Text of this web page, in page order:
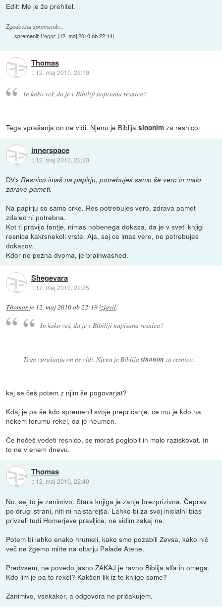
Edit: Me je že prehitel.
Zgodovina sprememb…
spremenil: Pegaz (12. maj 2010 ob 22:14)
Thomas
:: 12. maj 2010, 22:19
In kako veš, da je v Bibiliji napisana resnica?
Tega vprašanja on ne vidi. Njenu je Biblijasinonim za resnico.
innerspace
:: 12. maj 2010, 22:20
DV>Resnico imaš na papirju, potrebuješ samo še vero in malo
zdrave pameti.
Na papirju so samo crke. Res potrebujes vero, zdrava pamet
zdalec ni potrebna.
Kot ti pravijo fantje, nimas nobenega dokaza, da je v sveti knjigi
resnica kakrsnekoli vrste. Aja, saj ce imas vero, ne potrebujes
dokazov.
Kdor ne pozna dvoma, je brainwashed.
Shegevara
:: 12. maj 2010, 22:25
Thomas je 12. maj 2010 ob 22:19izjavil:
In kako veš, da je v Bibiliji napisana resnica?
Tega vprašanja on ne vidi. Njenu je Biblijasinonim za resnico.
kaj se češ potem z njim še pogovarjat?
Kdaj je pa še kdo spremenil svoje prepričanje, če mu je kdo na
nekem forumu rekel, da je neumen.
Če hočeš vedeti resnico, se moraš poglobit in malo raziskovat. In
to ne v enem dnevu.
Thomas
:: 12. maj 2010, 22:40
No, sej to je zanimivo. Stara knjiga je zanje brezprizivna. Čeprav
po drugi strani, niti ni najstarejša. Lahko bi za svoj inicialni bias
privzeli tudi Homerjeve pravljice, ne vidim zakaj ne.
Potem bi lahko enako hrumeli, kako smo pozabili Zevsa, kako nič
več ne žgemo mirte na oltarju Palade Atene.
Predvsem, ne povedo jasno ZAKAJ je ravno Biblija alfa in omega.
Kdo jim je pa to rekel? Kakšen lik iz te knjige same?
Zanimivo, vsekakor, a odgovora ne pričakujem.